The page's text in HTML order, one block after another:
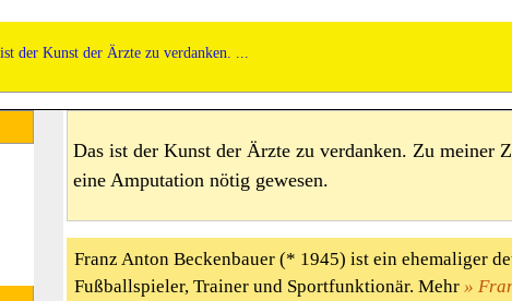
der Kunst der Ärzte zu verdanken. ...
Das ist der Kunst der Ärzte zu verdanken. Zu meiner
eine Amputation nötig gewesen.
Franz Anton Beckenbauer (* 1945) ist ein ehemaliger
Fußballspieler, Trainer und Sportfunktionär. Mehr